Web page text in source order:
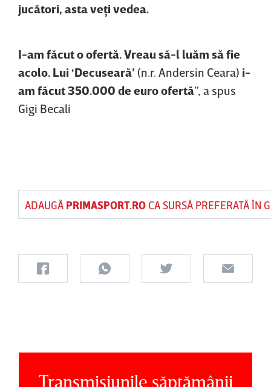
jucători, asta veţi vedea.
I-am făcut o ofertă. Vreau să-l luăm să fie
acolo. Lui ‘Decuseară’ (n.r. Andersin Ceara) i-
am făcut 350.000 de euro ofertă”, a spus
Gigi Becali
ADAUGĂ PRIMASPORT.ROCA SURSĂ PREFERATĂ ÎN
Transmisiunile săptămânii